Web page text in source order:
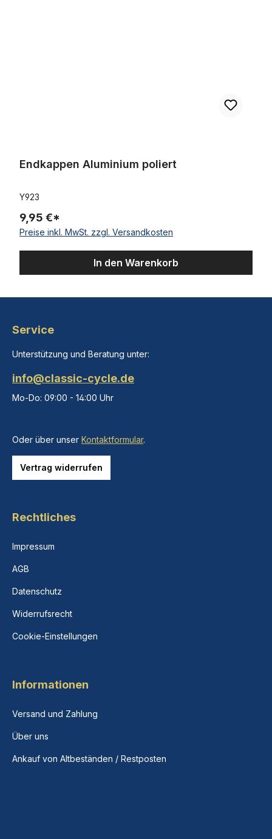
Endkappen Aluminium poliert
Y923
9,95 €*
Preise inkl. MwSt. zzgl. Versandkosten
In den Warenkorb
Service
Unterstützung und Beratung unter:
info@classic-cycle.de
Mo-Do: 09:00 - 14:00 Uhr
Oder über unser Kontaktformular.
Vertrag widerrufen
Rechtliches
Impressum
AGB
Datenschutz
Widerrufsrecht
Cookie-Einstellungen
Informationen
Versand und Zahlung
Über uns
Ankauf von Altbeständen / Restposten